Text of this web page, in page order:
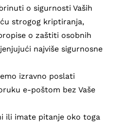
o sigurnosti Vaših
strogog kriptiranja,
o zaštiti osobnih
najviše sigurnosne
izravno poslati
e-poštom bez Vaše
ili imate pitanje oko toga